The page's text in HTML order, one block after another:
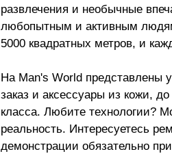
развлечения и необычные
любопытным и активным
5000 квадратных метров, и
На Man's World представлены
заказ и аксессуары из кожи,
класса. Любите технологии?
реальность. Интересуетесь
демонстрации обязательно